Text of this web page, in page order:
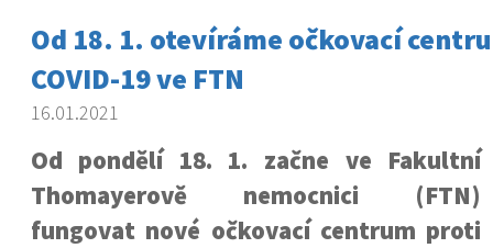
Od 18. 1. otevíráme očkovací
COVID-19 ve FTN
16.01.2021
Od pondělí 18. 1. začne ve Fakultní
Thomayerově nemocnici (FTN)
fungovat nové očkovací centrum proti